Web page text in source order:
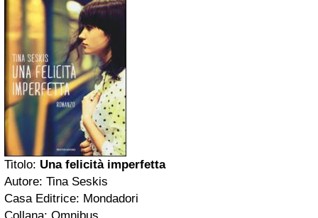
Titolo: Una felicità imperfetta
Autore: Tina Seskis
Casa Editrice: Mondadori